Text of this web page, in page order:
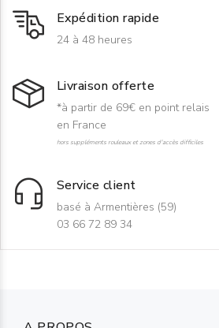
Expédition rapide
24 à 48 heures
Livraison offerte
*à partir de 69€ en point relais
en France
hors suppléments rouleaux et zones d'accès difficiles
Service client
basé à Armentières (59)
03 66 72 89 34